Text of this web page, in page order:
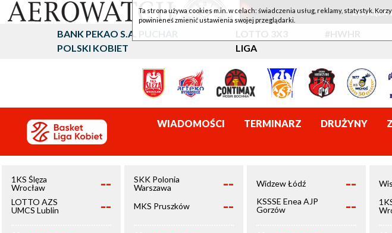
1KS ŚLĘZA
BANK PEKAO S.A. PUCHAR
POLSKI KOBIET
LOTTO 3X3
LIGA
#HWHR
WIADOMOŚCI TERMINARZ DRUŻYNY
1KS Ślęza
Wrocław
--
LOTTO AZS
UMCS Lublin
--
SKK Polonia
Warszawa
--
MKS Pruszków --
Widzew Łódź --
KSSSE Enea AJP
Gorzów
--
Ta strona używa cookies m.in. w celach: świadczenia usług, reklamy, statystyk.
powinieneś zmienić ustawienia swojej przeglądarki.